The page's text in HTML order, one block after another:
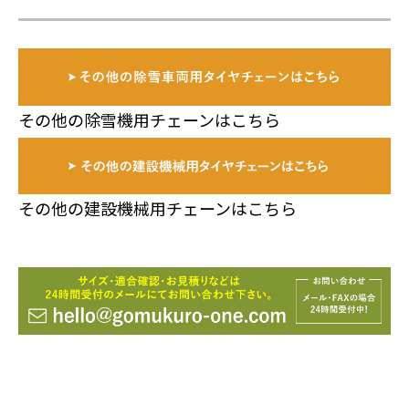
その他の除雪機用チェーンはこちら
その他の建設機械用チェーンはこちら